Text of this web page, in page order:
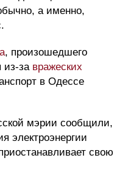
а именно,
, произошедшего
из-за вражеских
в Одессе
мэрии сообщили,
электроэнергии
свою